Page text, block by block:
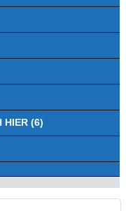
HIER (6)